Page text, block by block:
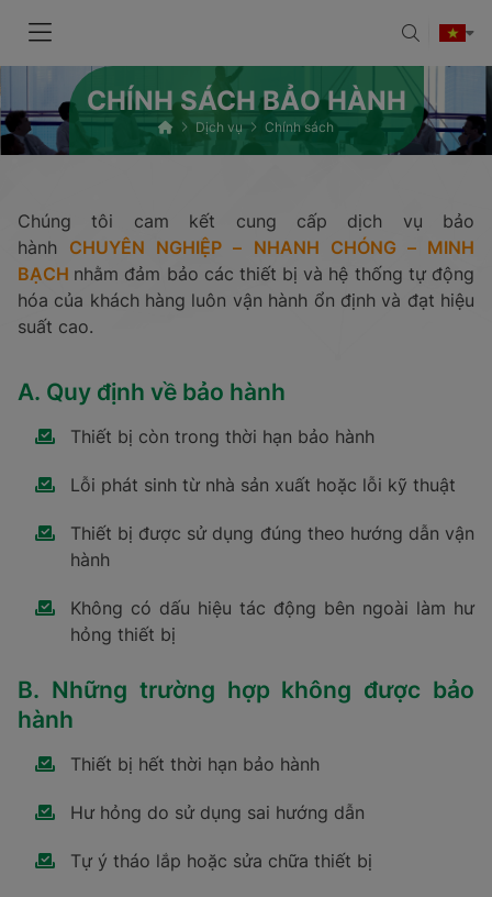
CHÍNH SÁCH BẢO HÀNH
Dịch vụ Chính sách
Chúng tôi cam kết cung cấp dịch vụ bảo
hành CHUYÊN NGHIỆP – NHANH CHÓNG – MINH
BẠCH nhằm đảm bảo các thiết bị và hệ thống tự động
hóa của khách hàng luôn vận hành ổn định và đạt hiệu
suất cao.
A. Quy định về bảo hành
Thiết bị còn trong thời hạn bảo hành
Lỗi phát sinh từ nhà sản xuất hoặc lỗi kỹ thuật
Thiết bị được sử dụng đúng theo hướng dẫn vận
hành
Không có dấu hiệu tác động bên ngoài làm hư
hỏng thiết bị
B. Những trường hợp không được bảo
hành
Thiết bị hết thời hạn bảo hành
Hư hỏng do sử dụng sai hướng dẫn
Tự ý tháo lắp hoặc sửa chữa thiết bị